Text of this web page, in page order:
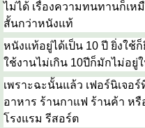
ไม่ได้ เรื่องความทนทานก็เห
สั้นกว่าหนังแท้
หนังแท้อยู่ได้เป็น 10 ปี ยิ่งใช้
ใช้งานไม่เกิน 10ปีก็มักไม่อยู่
เพราะฉะนั้นแล้ว เฟอร์นิเจอ
อาหาร ร้านกาแฟ ร้านค้า ห
โรงแรม รีสอร์ต